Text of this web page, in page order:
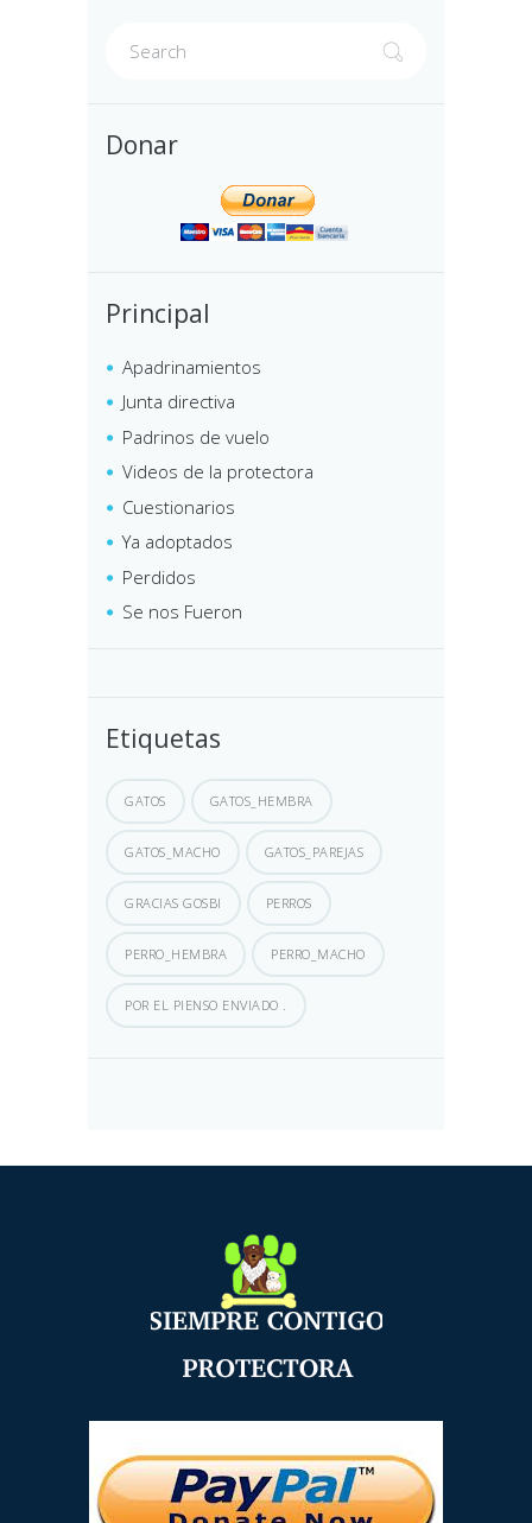
Donar
Principal
Apadrinamientos
Junta directiva
Padrinos de vuelo
Videos de la protectora
Cuestionarios
Ya adoptados
Perdidos
Se nos Fueron
Etiquetas
GATOS GATOS_HEMBRA
GATOS_MACHO GATOS_PAREJAS
GRACIAS GOSBI PERROS
PERRO_HEMBRA PERRO_MACHO
POR EL PIENSO ENVIADO .